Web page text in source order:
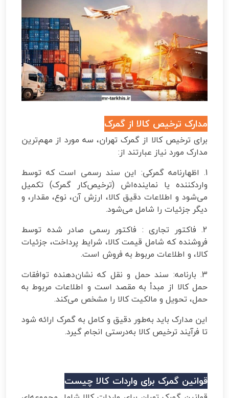
مدارک ترخیص کالا از گمرک
برای ترخیص کالا از گمرک تهران، سه مورد از مهم‌ترین
مدارک مورد نیاز عبارتند از:
1. اظهارنامه گمرکی: این سند رسمی است که توسط
واردکننده یا نماینده‌اش (ترخیص‌کار گمرک) تکمیل
می‌شود و اطلاعات دقیق کالا، ارزش آن، نوع، مقدار، و
دیگر جزئیات را شامل می‌شود.
2. فاکتور تجاری : فاکتور رسمی صادر شده توسط
فروشنده که شامل قیمت کالا، شرایط پرداخت، جزئیات
کالا، و اطلاعات مربوط به فروش است.
3. بارنامه: سند حمل و نقل که نشان‌دهنده توافقات
حمل کالا از مبدأ به مقصد است و اطلاعات مربوط به
حمل، تحویل و مالکیت کالا را مشخص می‌کند.
این مدارک باید به‌طور دقیق و کامل به گمرک ارائه شود
تا فرآیند ترخیص کالا به‌درستی انجام گیرد.
قوانین گمرک برای واردات کالا چیست